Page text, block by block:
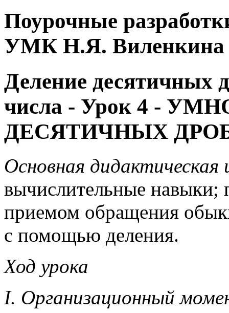
Поурочные
УМК Н.Я. Виленкина
Деление десятичных
числа - Урок 4 -
ДЕСЯТИЧНЫХ
Основная дидактическая
вычислительные навыки;
приемом обращения
с помощью деления.
Ход урока
I. Организационный